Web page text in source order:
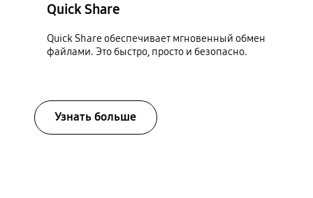
Quick Share
Quick Share обеспечивает мгновенный обмен
файлами. Это быстро, просто и безопасно.
Узнать больше